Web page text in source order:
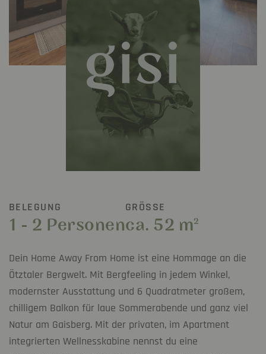
gisi
BELEGUNG
1 - 2 Personen
GRÖSSE
ca. 52 m2
Dein Home Away From Home ist eine Hommage an die
Ötztaler Bergwelt. Mit Bergfeeling in jedem Winkel,
modernster Ausstattung und 6 Quadratmeter großem,
chilligem Balkon für laue Sommerabende und ganz viel
Natur am Gaisberg. Mit der privaten, im Apartment
integrierten Wellnesskabine nennst du eine